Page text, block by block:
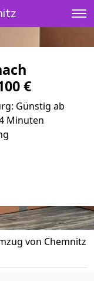
€
Günstig ab
Minuten
von Chemnitz